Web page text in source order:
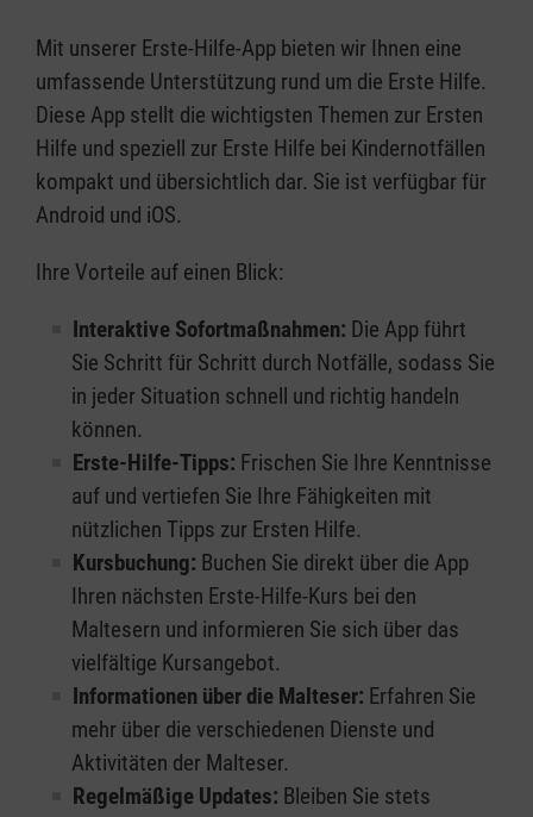
Mit unserer Erste-Hilfe-App bieten wir Ihnen eine
umfassende Unterstützung rund um die Erste Hilfe.
Diese App stellt die wichtigsten Themen zur Ersten
Hilfe und speziell zur Erste Hilfe bei Kindernotfällen
kompakt und übersichtlich dar. Sie ist verfügbar für
Android und iOS.
Ihre Vorteile auf einen Blick:
Interaktive Sofortmaßnahmen: Die App führt
Sie Schritt für Schritt durch Notfälle, sodass Sie
in jeder Situation schnell und richtig handeln
können.
Erste-Hilfe-Tipps: Frischen Sie Ihre Kenntnisse
auf und vertiefen Sie Ihre Fähigkeiten mit
nützlichen Tipps zur Ersten Hilfe.
Kursbuchung: Buchen Sie direkt über die App
Ihren nächsten Erste-Hilfe-Kurs bei den
Maltesern und informieren Sie sich über das
vielfältige Kursangebot.
Informationen über die Malteser: Erfahren Sie
mehr über die verschiedenen Dienste und
Aktivitäten der Malteser.
Regelmäßige Updates: Bleiben Sie stets